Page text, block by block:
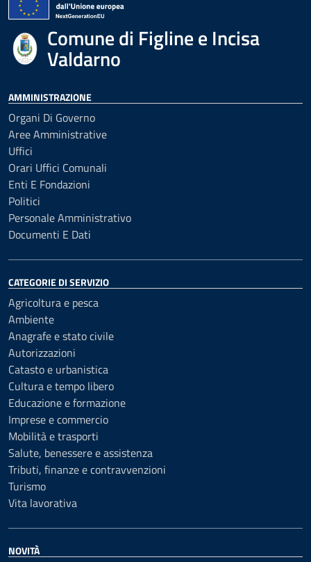
Comune di Figline e Incisa
Valdarno
AMMINISTRAZIONE
Organi Di Governo
Aree Amministrative
Uffici
Orari Uffici Comunali
Enti E Fondazioni
Politici
Personale Amministrativo
Documenti E Dati
CATEGORIE DI SERVIZIO
Agricoltura e pesca
Ambiente
Anagrafe e stato civile
Autorizzazioni
Catasto e urbanistica
Cultura e tempo libero
Educazione e formazione
Imprese e commercio
Mobilità e trasporti
Salute, benessere e assistenza
Tributi, finanze e contravvenzioni
Turismo
Vita lavorativa
NOVITÀ